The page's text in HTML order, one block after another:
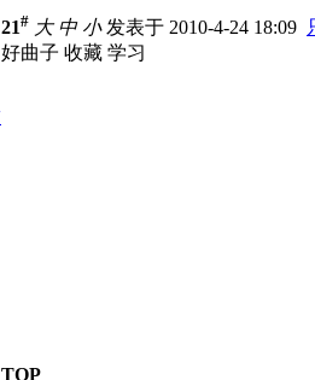
21# 大 中 小发表于 2010-4-24 18:09
好曲子 收藏 学习
TOP